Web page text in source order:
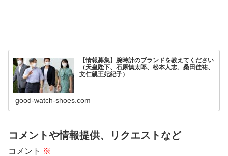
【情報募集】腕時計のブランドを教えてください
（天皇陛下、石原慎太郎、松本人志、桑田佳祐、
文仁親王妃紀子）
good-watch-shoes.com
コメントや情報提供、リクエストなど
コメント ※